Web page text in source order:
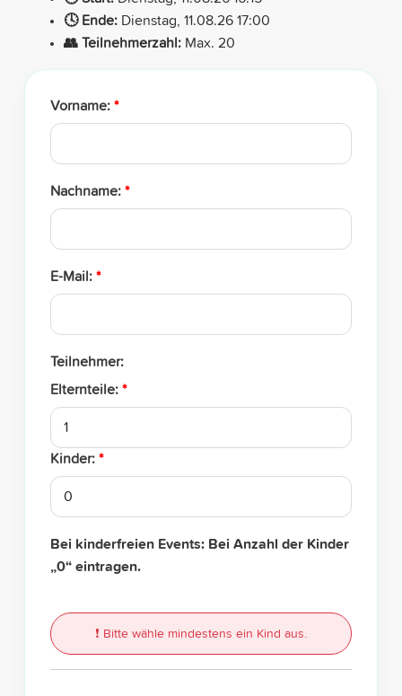
🕓 Ende: Dienstag, 11.08.26 17:00
👥 Teilnehmerzahl: Max. 20
Vorname: *
Nachname: *
E-Mail: *
Teilnehmer:
Elternteile: *
Kinder: *
Bei kinderfreien Events: Bei Anzahl der Kinder
„0“ eintragen.
❗ Bitte wähle mindestens ein Kind aus.